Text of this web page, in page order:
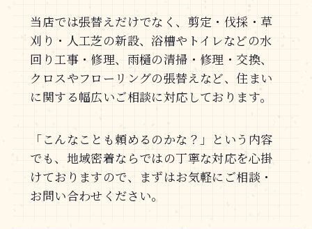
当店では張替えだけでなく、剪定・伐採・草
刈り・人工芝の新設、浴槽やトイレなどの水
回り工事・修理、雨樋の清掃・修理・交換、
クロスやフローリングの張替えなど、住まい
に関する幅広いご相談に対応しております。
「こんなことも頼めるのかな？」という内容
でも、地域密着ならではの丁寧な対応を心掛
けておりますので、まずはお気軽にご相談・
お問い合わせください。